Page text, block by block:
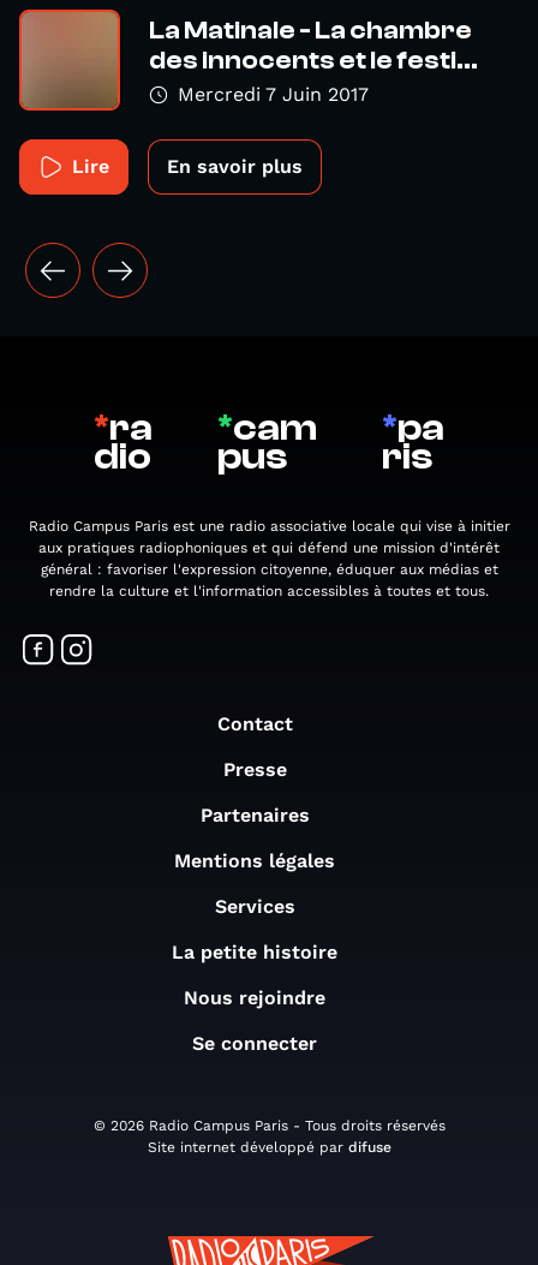
La Matinale - La chambre
des innocents et le festi...
Mercredi 7 Juin 2017
Lire En savoir plus
*ra
dio
*cam
pus
*pa
ris
Radio Campus Paris est une radio associative locale qui vise à initier
aux pratiques radiophoniques et qui défend une mission d'intérêt
général : favoriser l'expression citoyenne, éduquer aux médias et
rendre la culture et l'information accessibles à toutes et tous.
Contact
Presse
Partenaires
Mentions légales
Services
La petite histoire
Nous rejoindre
Se connecter
© 2026 Radio Campus Paris - Tous droits réservés
Site internet développé par difuse